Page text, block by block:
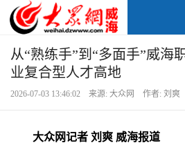
从“熟练手”到“多面手”威海
业复合型人才高地
2026-07-03 13:46:02 来源: 大众网 作者: 刘爽
大众网记者 刘爽 威海报道